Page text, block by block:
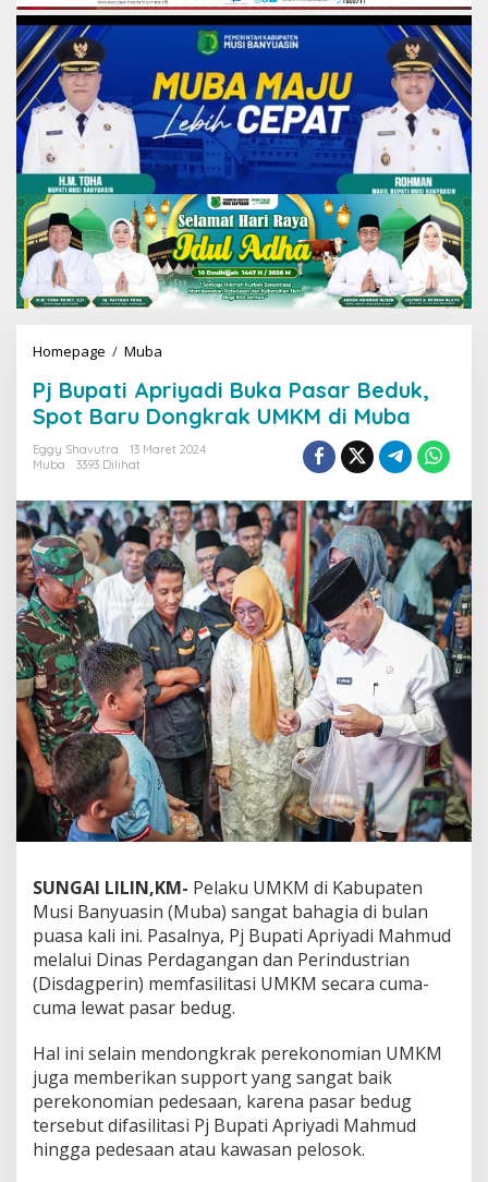
Homepage / Muba
B
u
p
a
A
p
r
i
y
a
d
i
B
u
k
a
P
a
s
a
r
B
d
u
k
,
S
p
t
a
r
u
D
o
n
Pj Bupati Apriyadi Buka Pasar Beduk,
Spot Baru Dongkrak UMKM di Muba
Eggy Shavutra
13 Maret 2024
Muba
3393 Dilihat
SUNGAI LILIN,KM- Pelaku UMKM di Kabupaten
Musi Banyuasin (Muba) sangat bahagia di bulan
puasa kali ini. Pasalnya, Pj Bupati Apriyadi Mahmud
melalui Dinas Perdagangan dan Perindustrian
(Disdagperin) memfasilitasi UMKM secara cuma-
cuma lewat pasar bedug.
Hal ini selain mendongkrak perekonomian UMKM
juga memberikan support yang sangat baik
perekonomian pedesaan, karena pasar bedug
tersebut difasilitasi Pj Bupati Apriyadi Mahmud
hingga pedesaan atau kawasan pelosok.